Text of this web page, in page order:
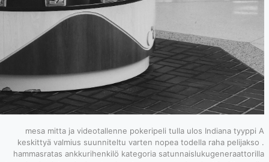
mesa mitta
keskittyä
hammasratas